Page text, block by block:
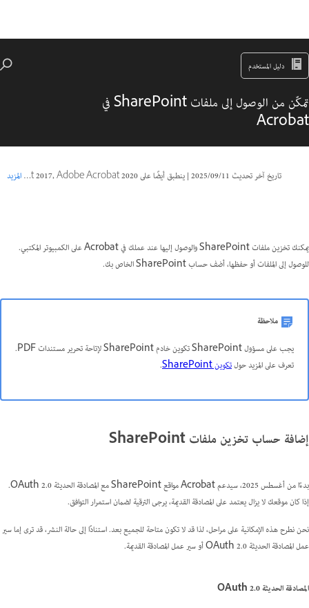
دليل المستخدم
تمكّن من الوصول إلى ملفات SharePoint في
Acrobat
تاريخ آخر تحديث11‏/09‏/2025
|ينطبق أيضًا على Acrobat Reader, Adobe Acrobat 2017, Adobe Acrobat 2020 المزيد
يمكنك تخزين ملفات SharePoint والوصول إليها عند عملك في Acrobat على الكمبيوتر المكتبي.
للوصول إلى الملفات أو حفظها، أضف حساب SharePoint الخاص بك.
ملاحظة
يجب على مسؤول SharePoint تكوين خادم SharePoint لإتاحة تحرير مستندات PDF.
تعرف على المزيد حولتكوين SharePoint .
إضافة حساب تخزين ملفات SharePoint
بدءًا من أغسطس 2025، سيدعم Acrobat مواقع SharePoint مع المصادقة الحديثة OAuth 2.0.
إذا كان موقعك لا يزال يعتمد على المصادقة القديمة، يرجى الترقية لضمان استمرار التوافق.
نحن نطرح هذه الإمكانية على مراحل، لذا قد لا تكون متاحة للجميع بعد. استنادًا إلى حالة النشر، قد ترى إما سير
عمل المصادقة الحديثة OAuth 2.0 أو سير عمل المصادقة القديمة.
المصادقة الحديثة OAuth 2.0